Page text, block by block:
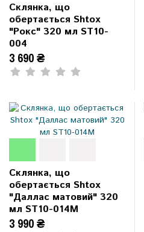
Склянка, що
обертається Shtox
"Рокс" 320 мл ST10-
004
3 690 ₴
Склянка, що
обертається Shtox
"Даллас матовий" 320
мл ST10-014M
3 990 ₴